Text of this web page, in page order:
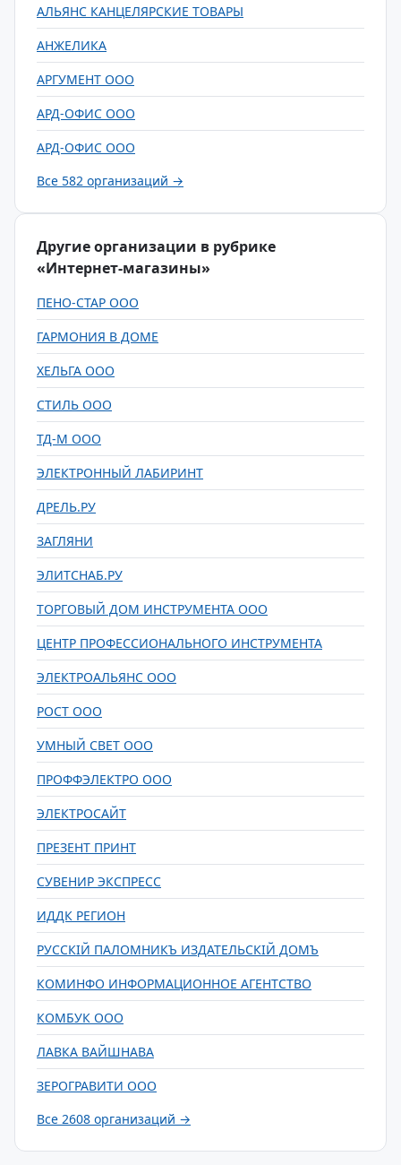
АЛЬЯНС КАНЦЕЛЯРСКИЕ ТОВАРЫ
АНЖЕЛИКА
АРГУМЕНТ ООО
АРД-ОФИС ООО
АРД-ОФИС ООО
Все 582 организаций →
Другие организации в рубрике
«Интернет-магазины»
ПЕНО-СТАР ООО
ГАРМОНИЯ В ДОМЕ
ХЕЛЬГА ООО
СТИЛЬ ООО
ТД-М ООО
ЭЛЕКТРОННЫЙ ЛАБИРИНТ
ДРЕЛЬ.РУ
ЗАГЛЯНИ
ЭЛИТСНАБ.РУ
ТОРГОВЫЙ ДОМ ИНСТРУМЕНТА ООО
ЦЕНТР ПРОФЕССИОНАЛЬНОГО ИНСТРУМЕНТА
ЭЛЕКТРОАЛЬЯНС ООО
РОСТ ООО
УМНЫЙ СВЕТ ООО
ПРОФФЭЛЕКТРО ООО
ЭЛЕКТРОСАЙТ
ПРЕЗЕНТ ПРИНТ
СУВЕНИР ЭКСПРЕСС
ИДДК РЕГИОН
РУССКIЙ ПАЛОМНИКЪ ИЗДАТЕЛЬСКIЙ ДОМЪ
КОМИНФО ИНФОРМАЦИОННОЕ АГЕНТСТВО
КОМБУК ООО
ЛАВКА ВАЙШНАВА
ЗЕРОГРАВИТИ ООО
Все 2608 организаций →